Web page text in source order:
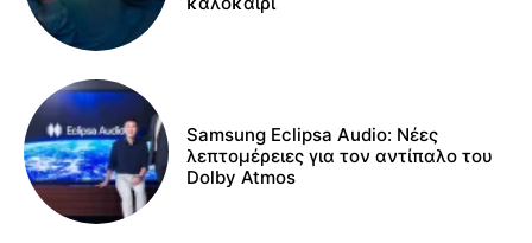
Samsung Eclipsa Audio: Νέες
λεπτομέρειες για τον αντίπαλο του
Dolby Atmos